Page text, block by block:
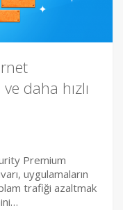
daha hızlı
Premium
uygulamaların
trafiği azaltmak